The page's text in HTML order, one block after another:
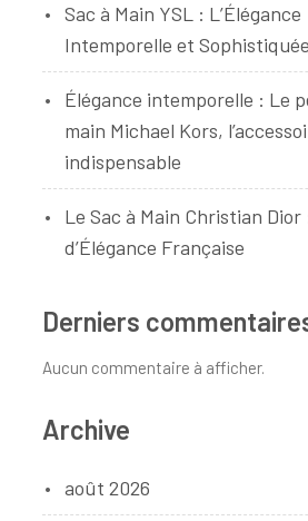
Sac à Main YSL : L’Élégance
Intemporelle et Sophistiquée
Élégance intemporelle : Le
main Michael Kors,
indispensable
Le Sac à Main Christian Dior
d’Élégance Française
Derniers
Aucun commentaire à afficher.
Archive
août 2026